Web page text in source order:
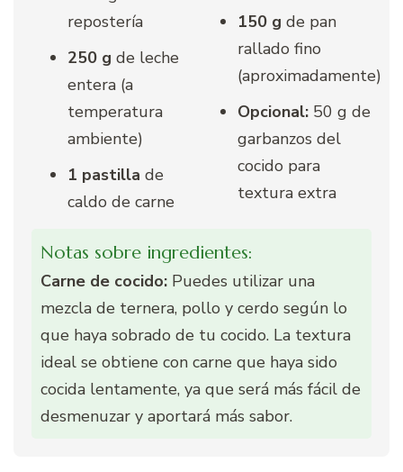
repostería
250 g de leche
entera (a
temperatura
ambiente)
1 pastilla de
caldo de carne
150 g de pan
rallado fino
(aproximadamente)
Opcional: 50 g de
garbanzos del
cocido para
textura extra
Notas sobre ingredientes:
Carne de cocido: Puedes utilizar una
mezcla de ternera, pollo y cerdo según lo
que haya sobrado de tu cocido. La textura
ideal se obtiene con carne que haya sido
cocida lentamente, ya que será más fácil de
desmenuzar y aportará más sabor.